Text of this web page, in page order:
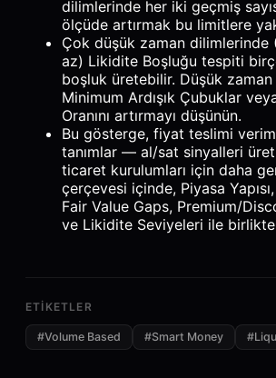
dilimlerinde her iki geçmiş
ölçüde artırmak bu limitlere
Çok düşük zaman dilimlerinde
az) Likidite Boşluğu tespiti
boşluk üretebilir. Düşük
Minimum Ardışık Çubuklar
Oranını artırmayı düşünün.
Bu gösterge, fiyat teslimi
tanımlar — al/sat sinyalleri
ticaret kurulumları için daha
çerçevesi içinde, Piyasa
Fair Value Gaps, Premium/
ve Likidite Seviyeleri ile birlikte
ETIKETLER
#Volume Based #Smart Money #